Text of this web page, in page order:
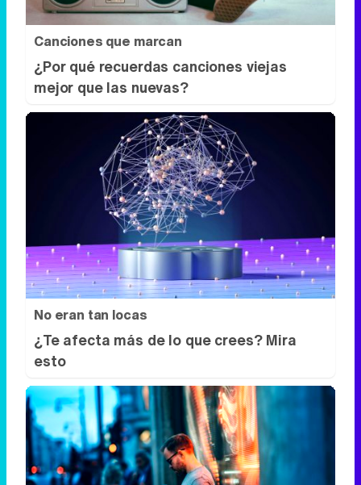
Canciones que marcan
¿Por qué recuerdas canciones viejas
mejor que las nuevas?
No eran tan locas
¿Te afecta más de lo que crees? Mira
esto